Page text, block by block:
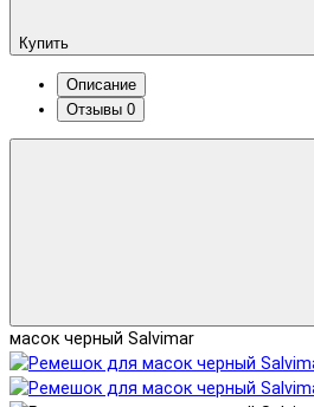
Купить
Описание
Отзывы 0
масок черный Salvimar